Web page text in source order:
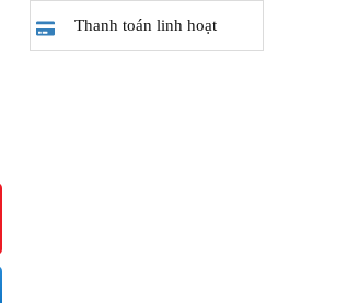
Thanh toán linh hoạt